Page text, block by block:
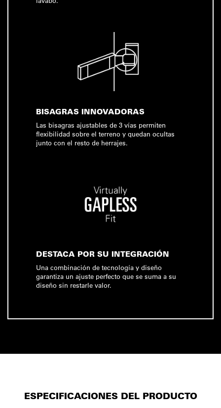
BISAGRAS INNOVADORAS
Las bisagras ajustables de 3 vías permiten
flexibilidad sobre el terreno y quedan ocultas
junto con el resto de herrajes.
DESTACA POR SU INTEGRACIÓN
Una combinación de tecnología y diseño
garantiza un ajuste perfecto que se suma a su
diseño sin restarle valor.
ESPECIFICACIONES DEL PRODUCTO